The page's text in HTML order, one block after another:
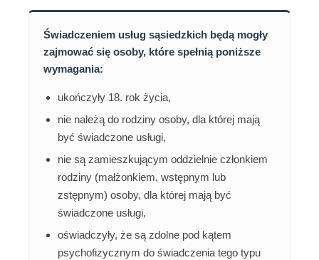
Świadczeniem usług sąsiedzkich będą mogły
zajmować się osoby, które spełnią poniższe
wymagania:
ukończyły 18. rok życia,
nie należą do rodziny osoby, dla której mają
być świadczone usługi,
nie są zamieszkującym oddzielnie członkiem
rodziny (małżonkiem, wstępnym lub
zstępnym) osoby, dla której mają być
świadczone usługi,
oświadczyły, że są zdolne pod kątem
psychofizycznym do świadczenia tego typu